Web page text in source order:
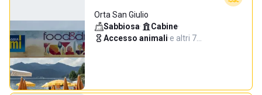
Orta San Giulio
Sabbiosa· Cabine·
Accesso animali·e altri 7…